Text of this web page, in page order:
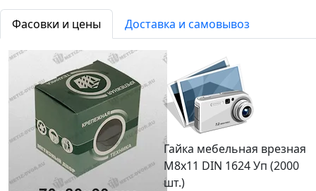
Фасовки и цены Доставка и самовывоз
Гайка мебельная врезная
M8x11 DIN 1624 Уп (2000
шт.)